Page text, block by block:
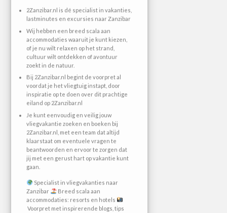
2Zanzibar.nl is dé specialist in vakanties,
lastminutes en excursies naar Zanzibar
Wij hebben een breed scala aan
accommodaties waaruit je kunt kiezen,
of je nu wilt relaxen op het strand,
cultuur wilt ontdekken of avontuur
zoekt in de natuur.
Bij 2Zanzibar.nl begint de voorpret al
voordat je het vliegtuig instapt, door
inspiratie op te doen over dit prachtige
eiland op 2Zanzibar.nl
Je kunt eenvoudig en veilig jouw
vliegvakantie zoeken en boeken bij
2Zanzibar.nl, met een team dat altijd
klaarstaat om eventuele vragen te
beantwoorden en ervoor te zorgen dat
jij met een gerust hart op vakantie kunt
gaan.
Specialist in vliegvakanties naar
Zanzibar
Breed scala aan
accommodaties: resorts en hotels
Voorpret met inspirerende blogs, tips